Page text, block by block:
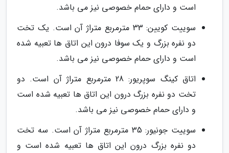
است و دارای حمام خصوصی نیز می باشد.
سوییت کویین: 33 مترمربع متراژ آن است. یک تخت
دو نفره بزرگ و یک سوفا درون این اتاق ها تعبیه شده
است و دارای حمام خصوصی نیز می باشد.
اتاق کینگ سوپریور: 28 مترمربع متراژ آن است. دو
تخت دو نفره بزرگ درون این اتاق ها تعبیه شده است
و دارای حمام خصوصی نیز می باشد.
سوییت جونیور: 35 مترمربع متراژ آن است. سه تخت
دو نفره بزرگ درون این اتاق ها تعبیه شده است و